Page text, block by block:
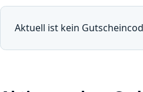
Aktuell ist kein